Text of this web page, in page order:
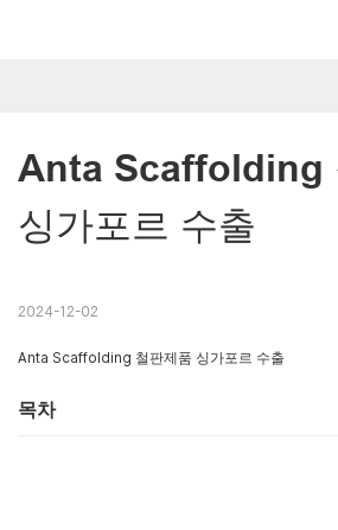
Anta Scaffolding
싱가포르 수출
2024-12-02
Anta Scaffolding 철판제품 싱가포르 수출
목차